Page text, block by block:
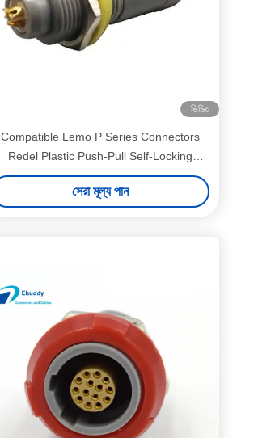
ভিডিও
Compatible Lemo P Series Connectors
Redel Plastic Push-Pull Self-Locking
Connectors for Medical Devices
সেরা মূল্য পান